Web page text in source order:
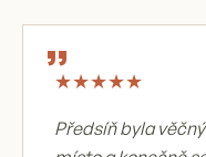
„
★★★★★
Předsíň byla